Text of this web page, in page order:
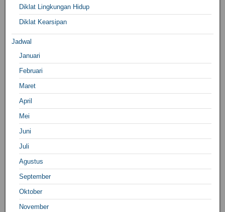
Diklat Lingkungan Hidup
Diklat Kearsipan
Jadwal
Januari
Februari
Maret
April
Mei
Juni
Juli
Agustus
September
Oktober
November